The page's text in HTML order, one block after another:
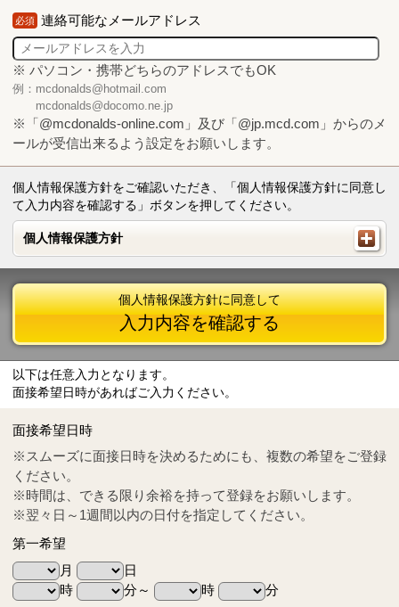
必須 連絡可能なメールアドレス
※ パソコン・携帯どちらのアドレスでもOK
例：mcdonalds@hotmail.com
mcdonalds@docomo.ne.jp
※「@mcdonalds-online.com」及び「@jp.mcd.com」からのメ
ールが受信出来るよう設定をお願いします。
個人情報保護方針をご確認いただき、「個人情報保護方針に同意し
て入力内容を確認する」ボタンを押してください。
個人情報保護方針
個人情報保護方針
Tel
0570-55-0314
個人情報保護方針に同意して
入力内容を確認する
以下は任意入力となります。
面接希望日時があればご入力ください。
面接希望日時
※スムーズに面接日時を決めるためにも、複数の希望をご登録
ください。
※時間は、できる限り余裕を持って登録をお願いします。
※翌々日～1週間以内の日付を指定してください。
第一希望
月
日
時
分～ 時
分